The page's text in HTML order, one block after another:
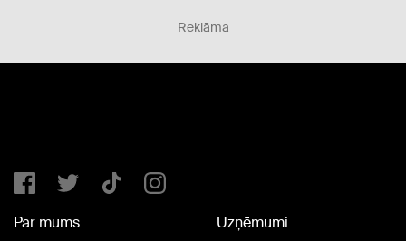
Reklāma
Par mums
Uzņēmumi